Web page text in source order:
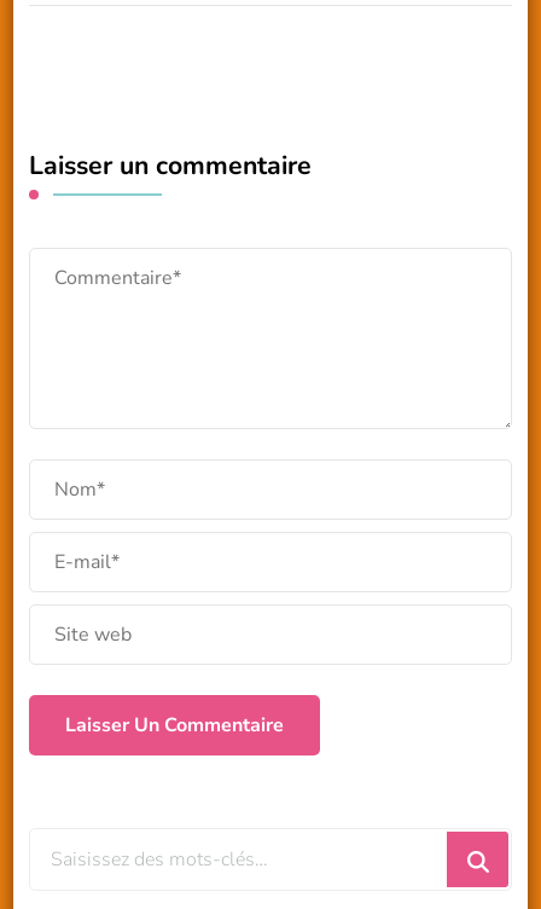
Laisser un commentaire